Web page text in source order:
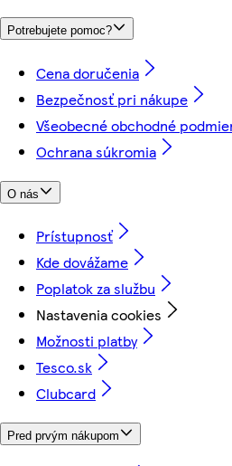
Potrebujete pomoc?
Cena doručenia
Bezpečnosť pri nákupe
Všeobecné obchodné
Ochrana súkromia
O nás
Prístupnosť
Kde dovážame
Poplatok za službu
Nastavenia cookies
Možnosti platby
Tesco.sk
Clubcard
Pred prvým nákupom